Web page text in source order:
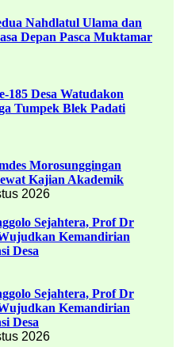
Nahdlatul Ulama dan
Depan Pasca Muktamar
185 Desa Watudakon
Tumpek Blek Padati
Morosunggingan
Kajian Akademik
2026
Sejahtera, Prof Dr
Kemandirian
Desa
Sejahtera, Prof Dr
Kemandirian
Desa
2026